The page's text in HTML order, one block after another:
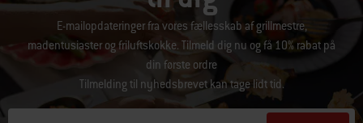
E-mailopdateringer fra vores fællesskab af grillmestre,
madentusiaster og friluftskokke. Tilmeld dig nu og få 10% rabat på
din første ordre
Tilmelding til nyhedsbrevet kan tage lidt tid.